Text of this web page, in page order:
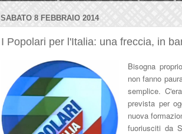
SABATO 8 FEBBRAIO 2014
I Popolari per l'Italia: una freccia, in
Bisogna
non fanno
semplice.
prevista per
nuova
fuoriusciti da